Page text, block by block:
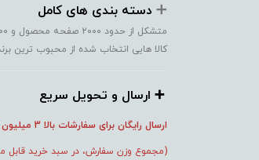
➕️ دسته بندی های کامل
متشکل از حدود ۲۰۰۰ صفحه محصول و ۵۰۰۰ قلم sku کالا
کالا هایی انتخاب شده از محبوب ترین
➕️ ارسال و تحویل سریع
ارسال رایگان برای سفارشات بالا 3 میلیون که زیر ۷۵۰
(مجموع وزن سفارش، در سبد خرید قابل